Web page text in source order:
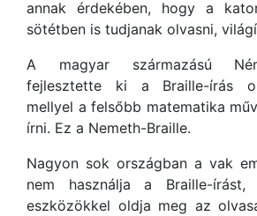
annak érdekében, hogy a
sötétben is tudjanak olvasni,
A magyar származású
fejlesztette ki a Braille-írás
mellyel a felsőbb matematika
írni. Ez a Nemeth-Braille.
Nagyon sok országban a vak
nem használja a Braille-írást,
eszközökkel oldja meg az